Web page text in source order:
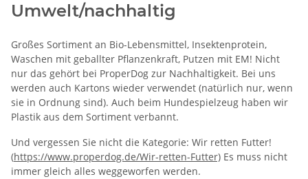
Umwelt/nachhaltig
Großes Sortiment an Bio-Lebensmittel, Insektenprotein,
Waschen mit geballter Pflanzenkraft, Putzen mit EM! Nicht
nur das gehört bei ProperDog zur Nachhaltigkeit. Bei uns
werden auch Kartons wieder verwendet (natürlich nur, wenn
sie in Ordnung sind). Auch beim Hundespielzeug haben wir
Plastik aus dem Sortiment verbannt.
Und vergessen Sie nicht die Kategorie: Wir retten Futter!
(https://www.properdog.de/Wir-retten-Futter) Es muss nicht
immer gleich alles weggeworfen werden.